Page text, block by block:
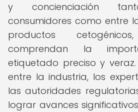
y concienciación
consumidores como entre
productos
comprendan la
etiquetado preciso y
entre la industria, los
las autoridades
lograr avances